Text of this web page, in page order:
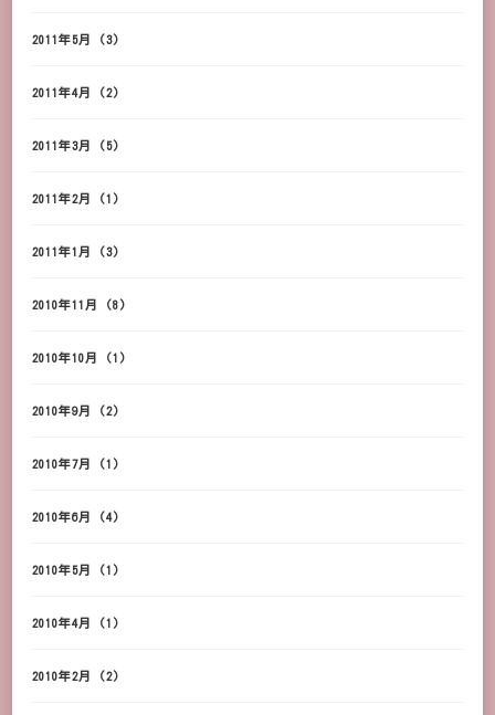
2011年5月 (3)
2011年4月 (2)
2011年3月 (5)
2011年2月 (1)
2011年1月 (3)
2010年11月 (8)
2010年10月 (1)
2010年9月 (2)
2010年7月 (1)
2010年6月 (4)
2010年5月 (1)
2010年4月 (1)
2010年2月 (2)